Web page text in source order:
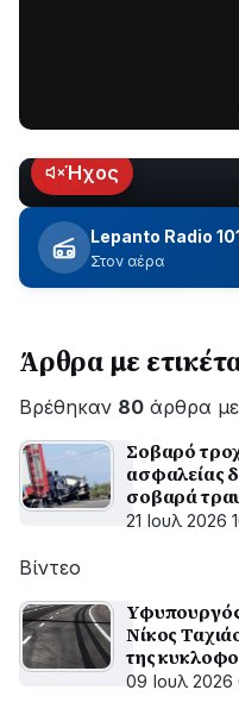
Ναυπάκτου
εδώ
και
περίπου
δύο
ώρες
εξέλιξη
οι
εργασίες
ΔΕΔΔΗΕ
για
την
της
LIVEΉχος
Lepanto Radio
Στον αέρα
Άρθρα με
Βρέθηκαν 80 άρθρα με
Σοβαρό
ασφαλείας
σοβαρά
21 Ιουλ 2026
Βίντεο
Νίκος
της
παράπλευρο
09 Ιουλ